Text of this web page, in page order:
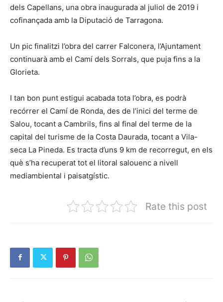
dels Capellans, una obra inaugurada al juliol de 2019 i
cofinançada amb la Diputació de Tarragona.
Un pic finalitzi l’obra del carrer Falconera, l’Ajuntament
continuarà amb el Camí dels Sorrals, que puja fins a la
Glorieta.
I tan bon punt estigui acabada tota l’obra, es podrà
recórrer el Camí de Ronda, des de l’inici del terme de
Salou, tocant a Cambrils, fins al final del terme de la
capital del turisme de la Costa Daurada, tocant a Vila-
seca La Pineda. Es tracta d’uns 9 km de recorregut, en els
què s’ha recuperat tot el litoral salouenc a nivell
mediambiental i paisatgístic.
Rate this post